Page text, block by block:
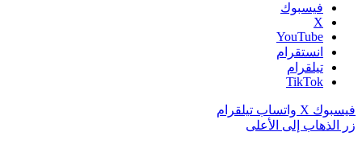
فيسبوك
‫X
‫YouTube
انستقرام
تيلقرام
‫TikTok
فيسبوك ‫X واتساب تيلقرام
زر الذهاب إلى الأعلى